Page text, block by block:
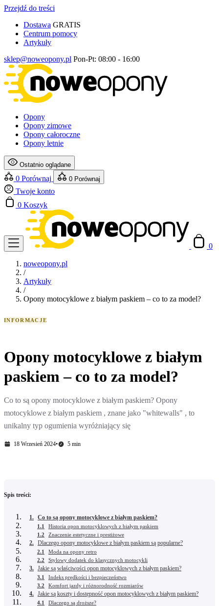
Przejdź do treści
Dostawa GRATIS
Centrum pomocy
Artykuły
sklep@noweopony.pl Pon-Pt: 08:00 - 16:00
Opony
Opony zimowe
Opony całoroczne
Opony letnie
Ostatnio oglądane
0 Porównaj 0 Porównaj
Twoje konto
0 Koszyk
0
noweopony.pl
/
Artykuły
/
Opony motocyklowe z białym paskiem – co to za model?
INFORMACJE
Opony motocyklowe z białym
paskiem – co to za model?
Co to są opony motocyklowe z białym paskiem? Opony
motocyklowe z białym paskiem , znane jako "whitewalls" , to
unikalny typ ogumienia wyróżniający się
18 Wrzesień 2024• 5 min
Spis treści:
1. Co to są opony motocyklowe z białym paskiem?
1.1
Historia opon motocyklowych z białym paskiem
1.2
Znaczenie estetyczne i prestiżowe
2. Dlaczego opony motocyklowe z białym paskiem są popularne?
2.1
Moda na opony retro
2.2
Stylowy dodatek do klasycznych motocykli
3. Jakie są właściwości opon motocyklowych z białym paskiem?
3.1
Indeks prędkości i bezpieczeństwo
3.2
Komfort jazdy i różnorodność rozmiarów
4. Jakie są koszty i dostępność opon motocyklowych z białym paskiem?
4.1
Dlaczego są droższe?